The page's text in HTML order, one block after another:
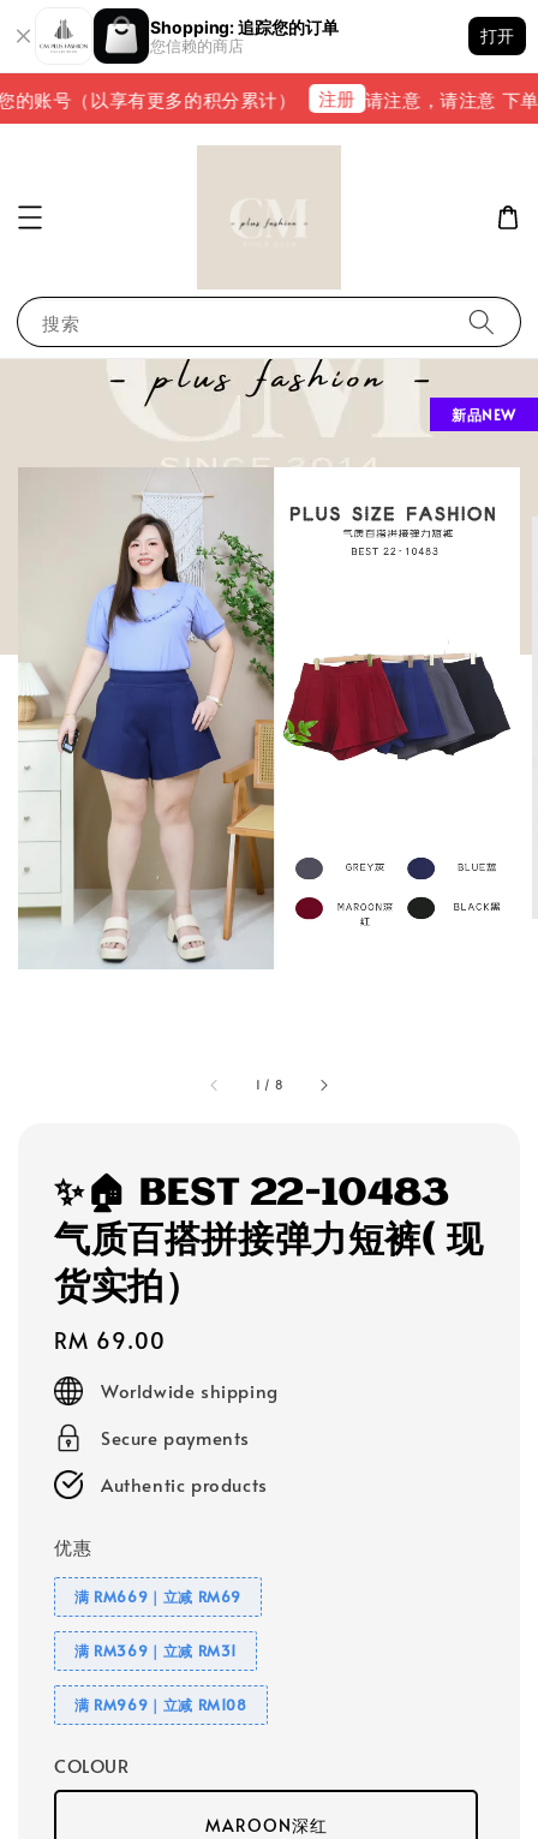
Shopping: 追踪您的订单
您信赖的商店
打开
账号（以享有更多的积分累计） 注册 请注意，请注意 下单
搜索
1 / 8
新品NEW
✨🏠 BEST 22-10483
气质百搭拼接弹力短裤( 现
货实拍）
Regular
price
RM 69.00
Worldwide shipping
Secure payments
Authentic products
优惠
满 RM669｜立减 RM69
满 RM369｜立减 RM31
满 RM969｜立减 RM108
COLOUR
MAROON深红